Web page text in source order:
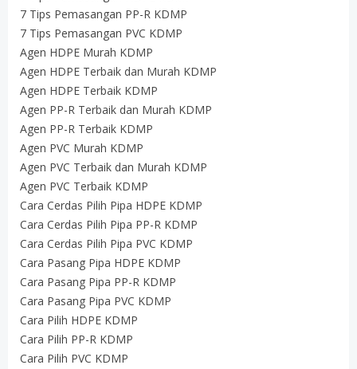
7 Tips Pemasangan PP-R KDMP
7 Tips Pemasangan PVC KDMP
Agen HDPE Murah KDMP
Agen HDPE Terbaik dan Murah KDMP
Agen HDPE Terbaik KDMP
Agen PP-R Terbaik dan Murah KDMP
Agen PP-R Terbaik KDMP
Agen PVC Murah KDMP
Agen PVC Terbaik dan Murah KDMP
Agen PVC Terbaik KDMP
Cara Cerdas Pilih Pipa HDPE KDMP
Cara Cerdas Pilih Pipa PP-R KDMP
Cara Cerdas Pilih Pipa PVC KDMP
Cara Pasang Pipa HDPE KDMP
Cara Pasang Pipa PP-R KDMP
Cara Pasang Pipa PVC KDMP
Cara Pilih HDPE KDMP
Cara Pilih PP-R KDMP
Cara Pilih PVC KDMP